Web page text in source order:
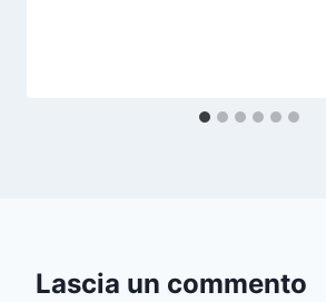
Lascia un commento